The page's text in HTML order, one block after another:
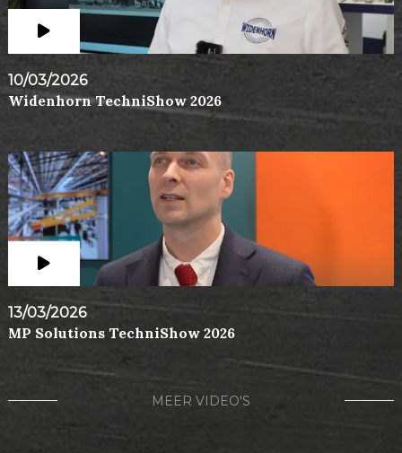
10/03/2026
Widenhorn TechniShow 2026
13/03/2026
MP Solutions TechniShow 2026
MEER VIDEO'S